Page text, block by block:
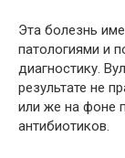
Эта болезнь
патологиями и
диагностику.
результате не
или же на фоне
антибиотиков.